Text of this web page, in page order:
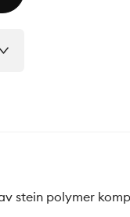
stein polymer